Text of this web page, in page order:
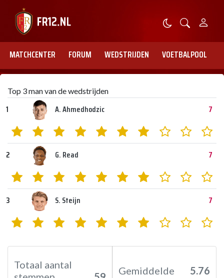
MATCHCENTER FORUM WEDSTRIJDEN VOETBALPOOL
Top 3 man van de wedstrijden
1 A. Ahmedhodzic 7
2 G. Read 7
3 S. Steijn 7
Totaal aantal
Gemiddelde 5.76